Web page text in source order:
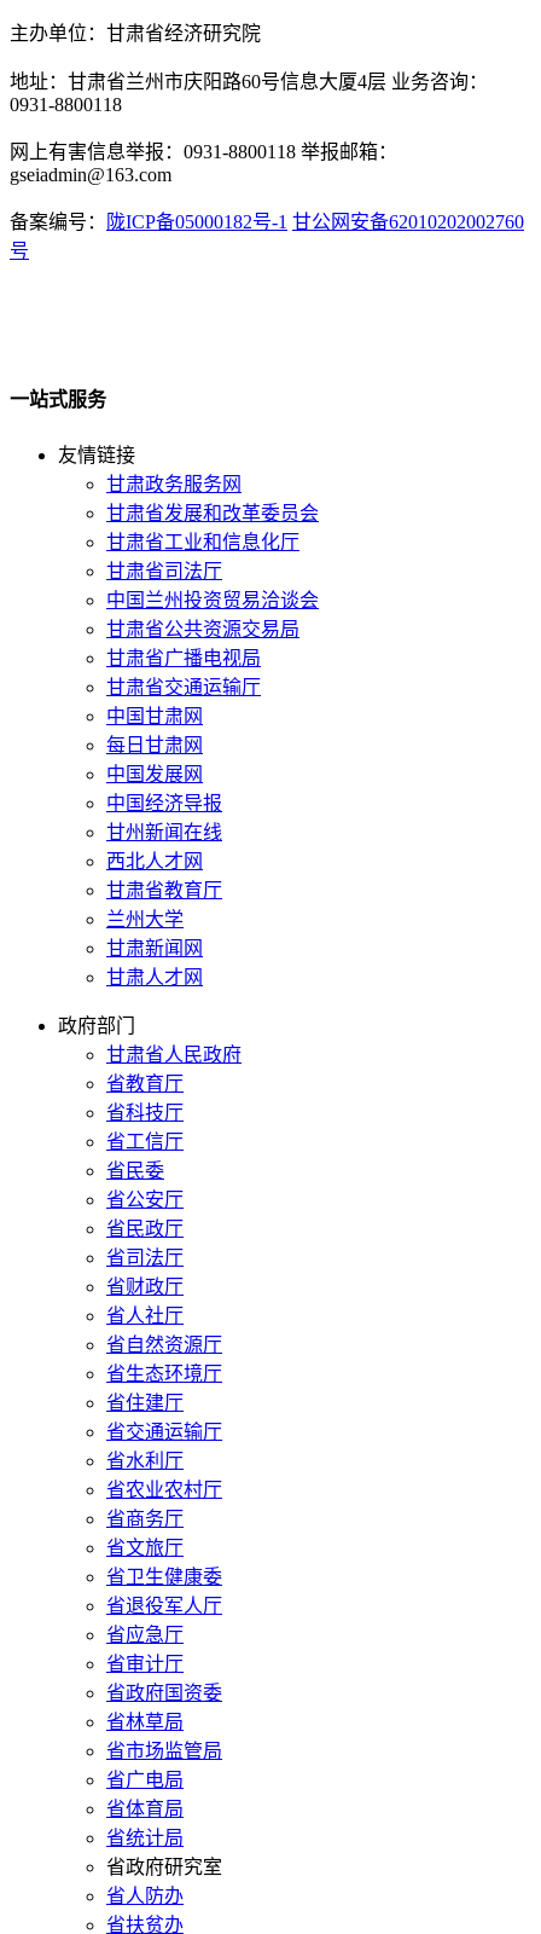
主办单位：甘肃省经济研究院
地址：甘肃省兰州市庆阳路60号信息大厦4层 业务咨询：
0931-8800118
网上有害信息举报：0931-8800118 举报邮箱：
gseiadmin@163.com
备案编号： 陇ICP备05000182号-1 甘公网安备62010202002760
号
一站式服务
友情链接
甘肃政务服务网
甘肃省发展和改革委员会
甘肃省工业和信息化厅
甘肃省司法厅
中国兰州投资贸易洽谈会
甘肃省公共资源交易局
甘肃省广播电视局
甘肃省交通运输厅
中国甘肃网
每日甘肃网
中国发展网
中国经济导报
甘州新闻在线
西北人才网
甘肃省教育厅
兰州大学
甘肃新闻网
甘肃人才网
政府部门
甘肃省人民政府
省教育厅
省科技厅
省工信厅
省民委
省公安厅
省民政厅
省司法厅
省财政厅
省人社厅
省自然资源厅
省生态环境厅
省住建厅
省交通运输厅
省水利厅
省农业农村厅
省商务厅
省文旅厅
省卫生健康委
省退役军人厅
省应急厅
省审计厅
省政府国资委
省林草局
省市场监管局
省广电局
省体育局
省统计局
省政府研究室
省人防办
省扶贫办